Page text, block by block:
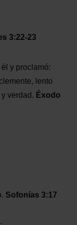
3:22-23
y proclamó:
lento
verdad. Éxodo
Sofonías 3:17